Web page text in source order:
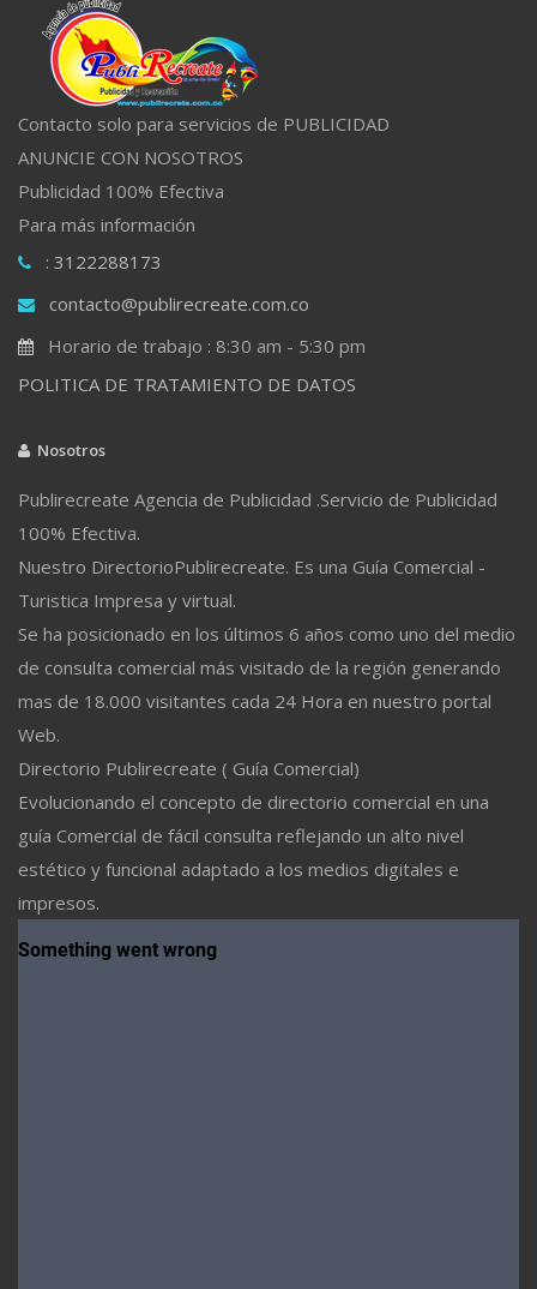
Contacto solo para servicios de PUBLICIDAD
ANUNCIE CON NOSOTROS
Publicidad 100% Efectiva
Para más información
: 3122288173
contacto@publirecreate.com.co
Horario de trabajo : 8:30 am - 5:30 pm
POLITICA DE TRATAMIENTO DE DATOS
Nosotros
Publirecreate Agencia de Publicidad .Servicio de Publicidad
100% Efectiva.
Nuestro DirectorioPublirecreate. Es una Guía Comercial -
Turistica Impresa y virtual.
Se ha posicionado en los últimos 6 años como uno del medio
de consulta comercial más visitado de la región generando
mas de 18.000 visitantes cada 24 Hora en nuestro portal
Web.
Directorio Publirecreate ( Guía Comercial)
Evolucionando el concepto de directorio comercial en una
guía Comercial de fácil consulta reflejando un alto nivel
estético y funcional adaptado a los medios digitales e
impresos.